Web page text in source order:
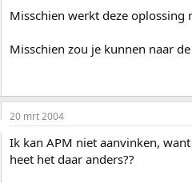
Misschien werkt deze oplossing
Misschien zou je kunnen naar
20 mrt 2004
Ik kan APM niet aanvinken,
heet het daar anders??